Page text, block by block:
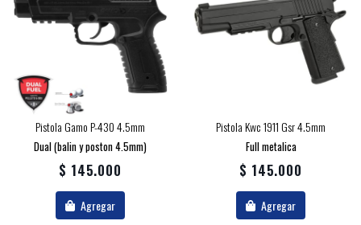
Pistola Gamo P-430 4.5mm
Dual (balin y poston 4.5mm)
$ 145.000
Agregar
Pistola Kwc 1911 Gsr 4.5mm
Full metalica
$ 145.000
Agregar